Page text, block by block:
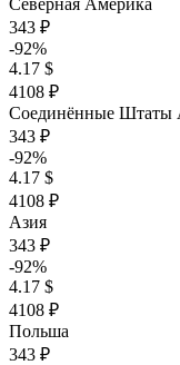
Северная Америка
343 ₽
-92%
4.17 $
4108 ₽
Соединённые Штаты
343 ₽
-92%
4.17 $
4108 ₽
Азия
343 ₽
-92%
4.17 $
4108 ₽
Польша
343 ₽